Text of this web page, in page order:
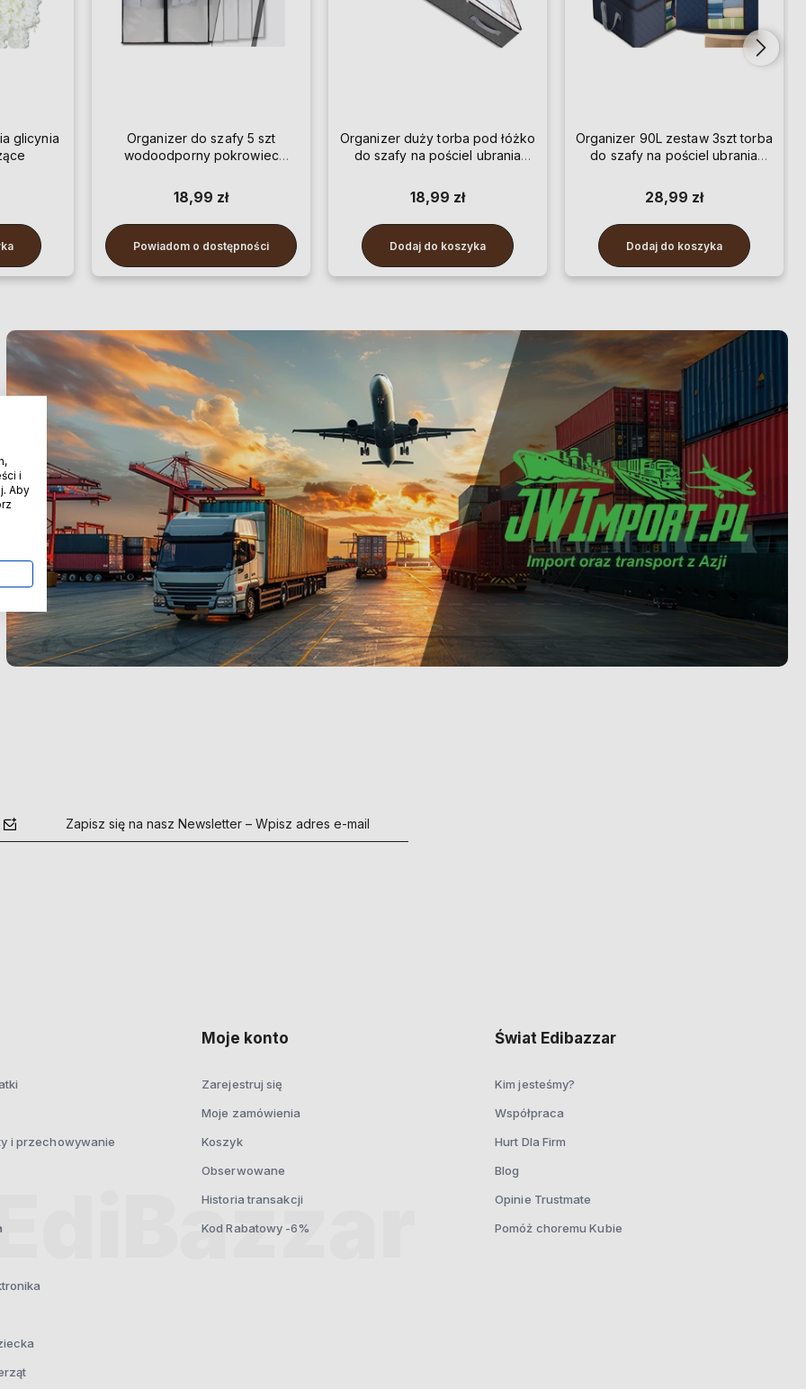
glicynia
Organizer do szafy 5 szt
wodoodporny pokrowiec
100 cm
18,99 zł
Powiadom o dostępności
Organizer duży torba pod łóżko
do szafy na pościel ubrania
18,99 zł
Dodaj do koszyka
Organizer 90L zestaw 3szt torba
do szafy na pościel ubrania
28,99 zł
Dodaj do koszyka
Zapisz się na nasz Newsletter – Wpisz adres e-mail
i przechowywanie
Moje konto
Zarejestruj się
Moje zamówienia
Koszyk
Obserwowane
Historia transakcji
Kod Rabatowy -6%
Świat Edibazzar
Kim jesteśmy?
Współpraca
Hurt Dla Firm
Blog
Opinie Trustmate
Pomóż choremu Kubie
i
Aby